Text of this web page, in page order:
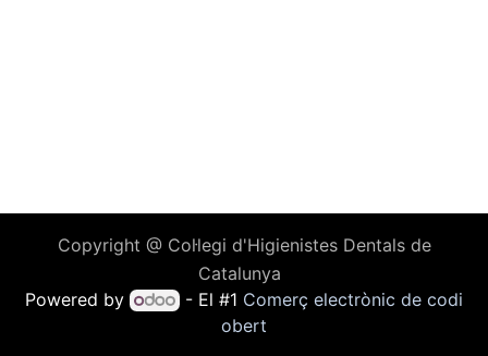
Copyright @ Col·legi d'Higienistes Dentals de
Catalunya
Powered by
- El #1 Comerç electrònic de codi
obert